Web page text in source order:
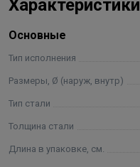
Характеристики
Основные
Тип исполнения
Размеры, Ø (наруж, внутр)
Тип стали
Толщина стали
Длина в упаковке, см.